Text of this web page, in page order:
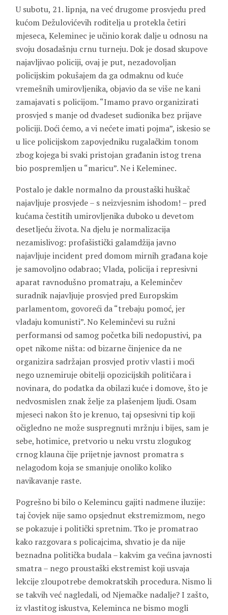
U subotu, 21. lipnja, na već drugome prosvjedu pred
kućom Dežulovićevih roditelja u protekla četiri
mjeseca, Keleminec je učinio korak dalje u odnosu na
svoju dosadašnju crnu turneju. Dok je dosad skupove
najavljivao policiji, ovaj je put, nezadovoljan
policijskim pokušajem da ga odmaknu od kuće
vremešnih umirovljenika, objavio da se više ne kani
zamajavati s policijom. “Imamo pravo organizirati
prosvjed s manje od dvadeset sudionika bez prijave
policiji. Doći ćemo, a vi nećete imati pojma”, iskesio se
u lice policijskom zapovjedniku rugalačkim tonom
zbog kojega bi svaki pristojan građanin istog trena
bio pospremljen u “maricu”. Ne i Keleminec.
Postalo je dakle normalno da proustaški huškač
najavljuje prosvjede – s neizvjesnim ishodom! – pred
kućama čestitih umirovljenika duboko u devetom
desetljeću života. Na djelu je normalizacija
nezamislivog: profašistički galamdžija javno
najavljuje incident pred domom mirnih građana koje
je samovoljno odabrao; Vlada, policija i represivni
aparat ravnodušno promatraju, a Keleminčev
suradnik najavljuje prosvjed pred Europskim
parlamentom, govoreći da “trebaju pomoć, jer
vladaju komunisti”. No Keleminčevi su ružni
performansi od samog početka bili nedopustivi, pa
opet nikome ništa: od bizarne činjenice da ne
organizira sadržajan prosvjed protiv vlasti i moći
nego uznemiruje obitelji opozicijskih političara i
novinara, do podatka da obilazi kuće i domove, što je
nedvosmislen znak želje za plašenjem ljudi. Osam
mjeseci nakon što je krenuo, taj opsesivni tip koji
očigledno ne može suspregnuti mržnju i bijes, sam je
sebe, hotimice, pretvorio u neku vrstu zlogukog
crnog klauna čije prijetnje javnost promatra s
nelagodom koja se smanjuje onoliko koliko
navikavanje raste.
Pogrešno bi bilo o Kelemincu gajiti nadmene iluzije:
taj čovjek nije samo opsjednut ekstremizmom, nego
se pokazuje i politički spretnim. Tko je promatrao
kako razgovara s policajcima, shvatio je da nije
beznadna politička budala – kakvim ga većina javnosti
smatra – nego proustaški ekstremist koji usvaja
lekcije zloupotrebe demokratskih procedura. Nismo li
se takvih već nagledali, od Njemačke nadalje? I zašto,
iz vlastitog iskustva, Keleminca ne bismo mogli